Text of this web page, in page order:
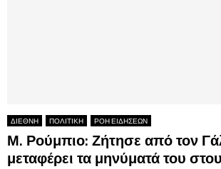
ΔΙΕΘΝΗ ΠΟΛΙΤΙΚΗ ΡΟΗ ΕΙΔΗΣΕΩΝ
Μ. Ρούμπιο: Ζήτησε από τον
μεταφέρει τα μηνύματά του